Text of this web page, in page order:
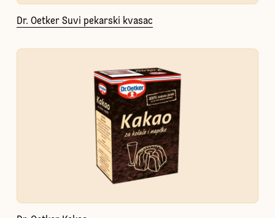
Dr. Oetker Suvi pekarski kvasac